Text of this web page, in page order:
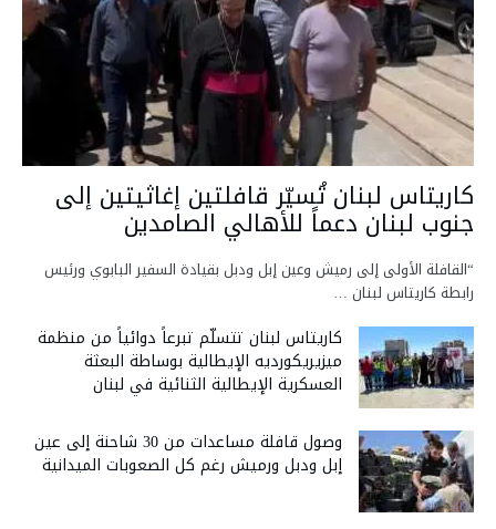
كاريتاس لبنان تُسيّر قافلتين إغاثيتين إلى
جنوب لبنان دعماً للأهالي الصامدين
“القافلة الأولى إلى رميش وعين إبل ودبل بقيادة السفير البابوي ورئيس
رابطة كاريتاس لبنان …
كاريتاس لبنان تتسلّم تبرعاً دوائياً من منظمة
ميزيريكورديه الإيطالية بوساطة البعثة
العسكرية الإيطالية الثنائية في لبنان
وصول قافلة مساعدات من 30 شاحنة إلى عين
إبل ودبل ورميش رغم كل الصعوبات الميدانية